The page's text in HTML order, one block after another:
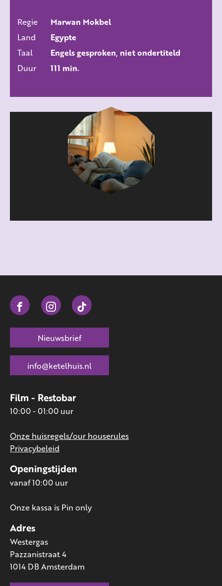
Regie
Marwan Mokbel
Land
Egypte
Taal
Engels gesproken, niet ondertiteld
Duur
111 min.
Adres
Westergas
Pazzanistraat 4
1014 DB Amsterdam
Openingstijden
vanaf 10:00 uur
Onze kassa is Pin only
Film - Restobar
10:00 - 01:00 uur
Onze huisregels/our houserules
Privacybeleid
Nieuwsbrief
info@ketelhuis.nl